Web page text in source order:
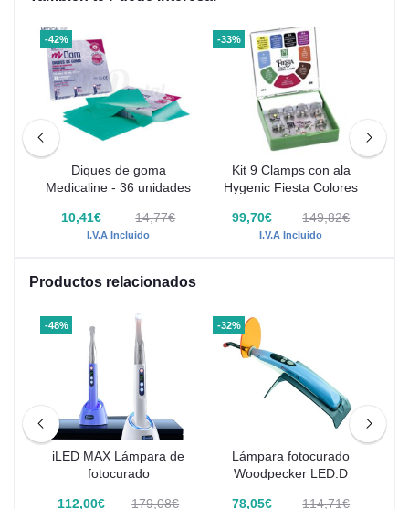
-42%
Diques de goma
Medicaline - 36 unidades
10,41€ 14,77€
I.V.A Incluido
-33%
Kit 9 Clamps con ala
Hygenic Fiesta Colores
99,70€ 149,82€
I.V.A Incluido
Productos relacionados
-48%
iLED MAX Lámpara de
fotocurado
112,00€ 179,08€
-32%
Lámpara fotocurado
Woodpecker LED.D
78,05€ 114,71€